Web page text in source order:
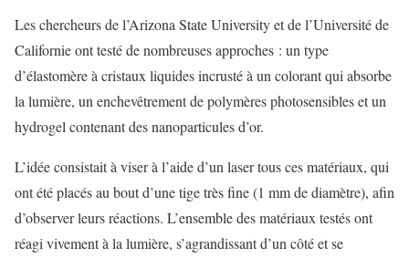
Les chercheurs de l’Arizona State University et de l’Université de
Californie ont testé de nombreuses approches : un type
d’élastomère à cristaux liquides incrusté à un colorant qui absorbe
la lumière, un enchevêtrement de polymères photosensibles et un
hydrogel contenant des nanoparticules d’or.
L’idée consistait à viser à l’aide d’un laser tous ces matériaux, qui
ont été placés au bout d’une tige très fine (1 mm de diamètre), afin
d’observer leurs réactions. L’ensemble des matériaux testés ont
réagi vivement à la lumière, s’agrandissant d’un côté et se